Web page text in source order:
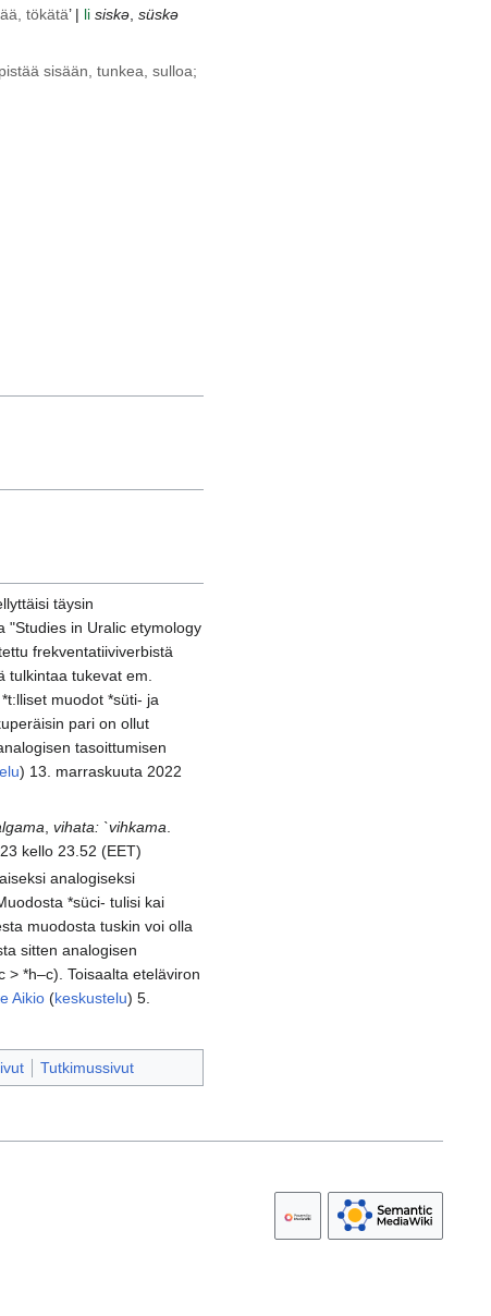
tökätä’ | li siskə süskə
pistää sisään, tunkea, sulloa;
täysin
"Studies in Uralic etymology
frekventatiiviverbistä
tulkintaa tukevat em.
muodot *süti- ja
pari on ollut
tasoittumisen
) 13. marraskuuta 2022
,vihata: `vihkama
kello 23.52 (EET)
analogiseksi
*süci- tulisi kai
muodosta tuskin voi olla
sitten analogisen
> *h–c). Toisaalta eteläviron
Aikio(keskustelu) 5.
Tutkimussivut